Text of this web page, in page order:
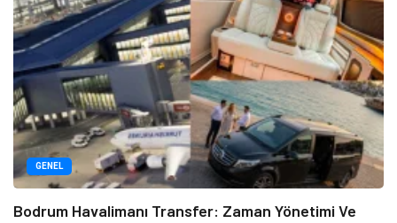
GENEL
Bodrum Havalimanı Transfer: Zaman Yönetimi Ve